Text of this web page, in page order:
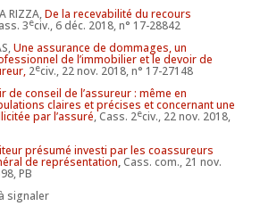
RIZZA,De la recevabilité du recours
3eciv., 6 déc. 2018, n° 17-28842
Une assurance de dommages, un
de l’immobilier et le devoir de
2eciv., 22 nov. 2018, n° 17-27148
de conseil de l’assureur : même en
claires et précises et concernant une
par l’assuré, Cass. 2eciv., 22 nov. 2018,
présumé investi par les coassureurs
de représentation,Cass. com., 21 nov.
PB
signaler